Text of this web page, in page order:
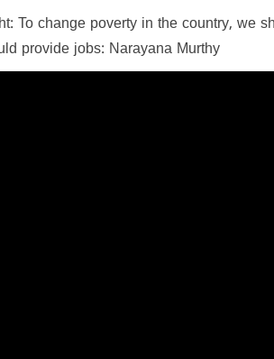
To change poverty in the country, we
provide jobs: Narayana Murthy